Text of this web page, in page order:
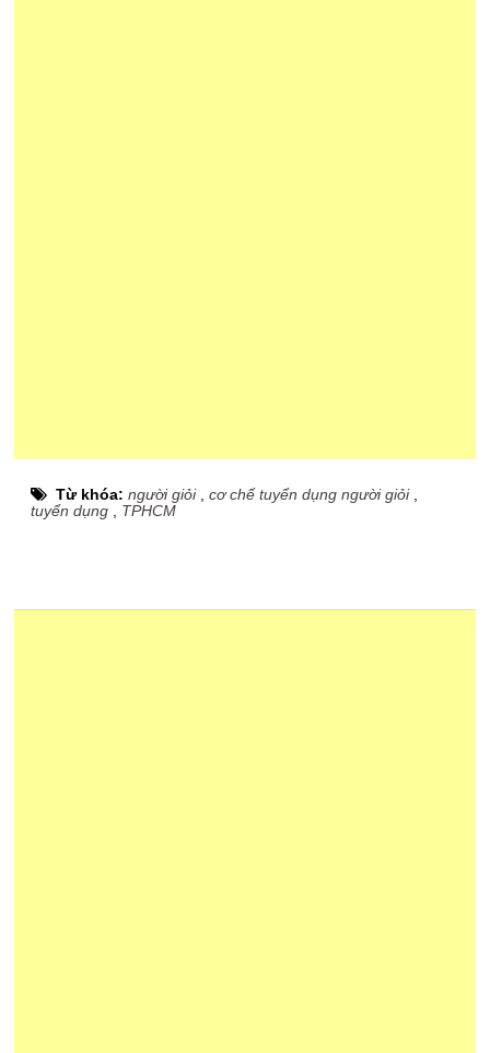
Từ khóa:người giỏi,cơ chế tuyển dụng người giỏi,
tuyển dụng
TPHCM